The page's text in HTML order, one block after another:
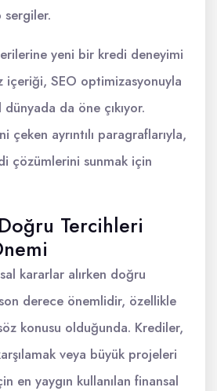
yeni bir kredi deneyimi
içeriği, SEO optimizasyonuyla
da öne çıkıyor.
çeken ayrıntılı paragraflarıyla,
çözümlerini sunmak için
Tercihleri
kararlar alırken doğru
derece önemlidir, özellikle
konusu olduğunda. Krediler,
veya büyük projeleri
en yaygın kullanılan finansal